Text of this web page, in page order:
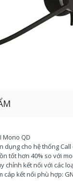
Mono QD
dụng cho hệ thống
tốt hơn 40% so với
chỉnh kết nối với các
kết nối phù hợp: